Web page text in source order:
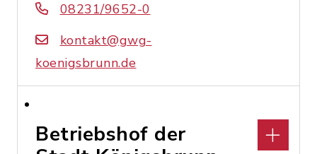
08231/9652-0
kontakt@gwg-
koenigsbrunn.de
Betriebshof der